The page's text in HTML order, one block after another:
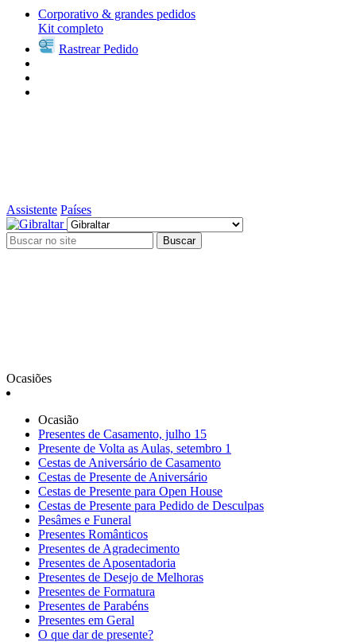
Corporativo & grandes pedidos
Kit completo
Rastrear Pedido
Assistente Países
Buscar
Ocasiões
Ocasião
Presentes de Casamento, julho 15
Presente de Volta as Aulas, setembro 1
Cestas de Aniversário de Casamento
Cestas de Presente de Aniversário
Cestas de Presente para Open House
Cestas de Presente para Pedido de Desculpas
Pesâmes e Funeral
Presentes Românticos
Presentes de Agradecimento
Presentes de Aposentadoria
Presentes de Desejo de Melhoras
Presentes de Formatura
Presentes de Parabéns
Presentes em Geral
O que dar de presente?